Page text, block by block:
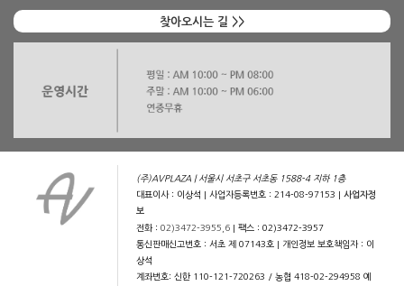
찾아오시는 길 >>
(주)AVPLAZA | 서울시 서초구 서초동 1588-4 지하 1층
대표이사 : 이상석 | 사업자등록번호 : 214-08-97153 |사업자정
보
전화 :02)3472-3955,6 | 팩스 : 02)3472-3957
통신판매신고번호 : 서초 제 07143호 | 개인정보 보호책임자 : 이
상석
계좌번호: 신한 110-121-720263 / 농협 418-02-294958 예